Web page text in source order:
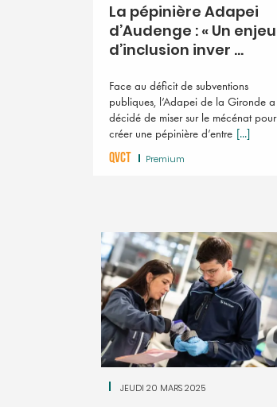
La pépinière Adapei
d’Audenge : « Un enjeu
d’inclusion inver ...
Face au déficit de subventions
publiques, l’Adapei de la Gironde a
décidé de miser sur le mécénat pour
créer une pépinière d’entre [...]
QVCT Premium
JEUDI 20 MARS 2025